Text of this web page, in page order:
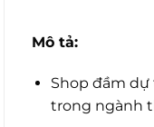
Mô tả:
Shop đầm
trong ngành